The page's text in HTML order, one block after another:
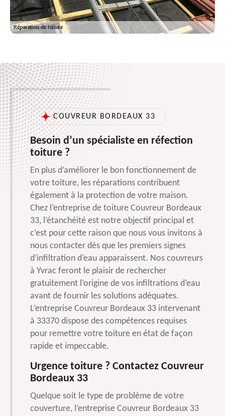
COUVREUR BORDEAUX 33
Besoin d’un spécialiste en réfection
toiture ?
En plus d’améliorer le bon fonctionnement de
votre toiture, les réparations contribuent
également à la protection de votre maison.
Chez l’entreprise de toiture Couvreur Bordeaux
33, l’étanchéité est notre objectif principal et
c’est pour cette raison que nous vous invitons à
nous contacter dès que les premiers signes
d’infiltration d’eau apparaissent. Nos couvreurs
à Yvrac feront le plaisir de rechercher
gratuitement l’origine de vos infiltrations d’eau
avant de fournir les solutions adéquates.
L’entreprise Couvreur Bordeaux 33 intervenant
à 33370 dispose des compétences requises
pour remettre votre toiture en état de façon
rapide et impeccable.
Urgence toiture ? Contactez Couvreur
Bordeaux 33
Quelque soit le type de problème de votre
couverture, l’entreprise Couvreur Bordeaux 33